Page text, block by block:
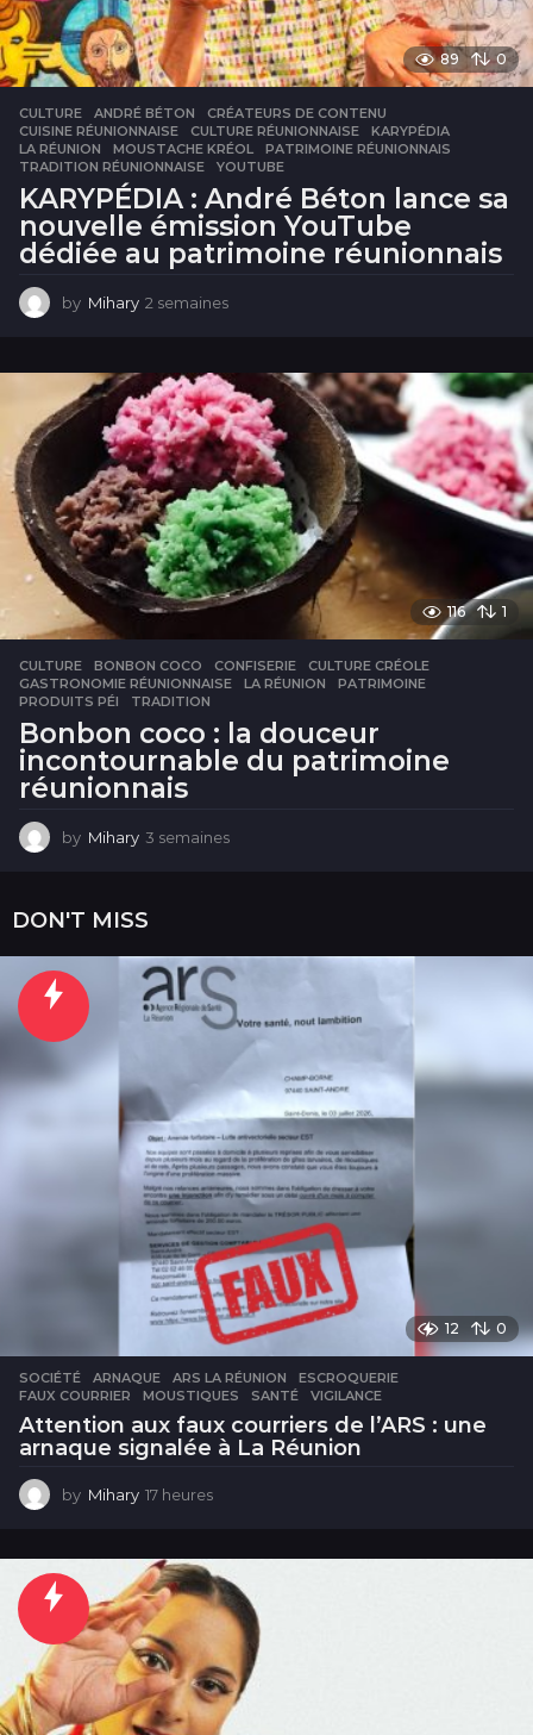
89 0
CULTURE ANDRÉ BÉTON ,CRÉATEURS DE CONTENU
CUISINE RÉUNIONNAISE
,CULTURE RÉUNIONNAISE ,KARYPÉDIA
LA RÉUNION
,MOUSTACHE KRÉOL ,PATRIMOINE RÉUNIONNAIS
TRADITION RÉUNIONNAISE
,YOUTUBE
KARYPÉDIA : André Béton lance sa
nouvelle émission YouTube
dédiée au patrimoine réunionnais
by Mihary 2 semaines
m
a
i
n
e
s
116 1
CULTURE BONBON COCO ,CONFISERIE ,CULTURE CRÉOLE
GASTRONOMIE RÉUNIONNAISE
,LA RÉUNION ,PATRIMOINE
PRODUITS PÉI
,TRADITION
Bonbon coco : la douceur
incontournable du patrimoine
réunionnais
by Mihary 3 semaines
n
e
s
DON'T MISS
12 0
SOCIÉTÉ ARNAQUE ,ARS LA RÉUNION ,ESCROQUERIE
FAUX COURRIER
,MOUSTIQUES ,SANTÉ ,VIGILANCE
Attention aux faux courriers de l’ARS : une
arnaque signalée à La Réunion
by Mihary 17 heures
e
u
r
s